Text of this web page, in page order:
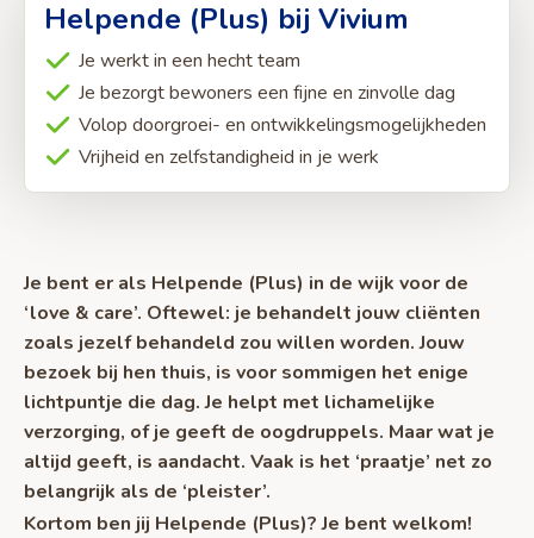
Helpende (Plus) bij Vivium
Je werkt in een hecht team
Je bezorgt bewoners een fijne en zinvolle dag
Volop doorgroei- en ontwikkelingsmogelijkheden
Vrijheid en zelfstandigheid in je werk
Je bent er als Helpende (Plus) in de wijk voor de
‘love & care’. Oftewel: je behandelt jouw cliënten
zoals jezelf behandeld zou willen worden. Jouw
bezoek bij hen thuis, is voor sommigen het enige
lichtpuntje die dag. Je helpt met lichamelijke
verzorging, of je geeft de oogdruppels. Maar wat je
altijd geeft, is aandacht. Vaak is het ‘praatje’ net zo
belangrijk als de ‘pleister’.
Kortom ben jij Helpende (Plus)? Je bent welkom!